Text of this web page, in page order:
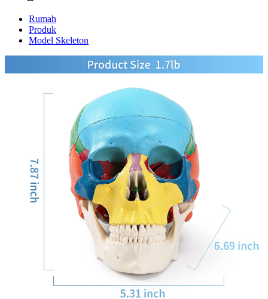
Rumah
Produk
Model Skeleton